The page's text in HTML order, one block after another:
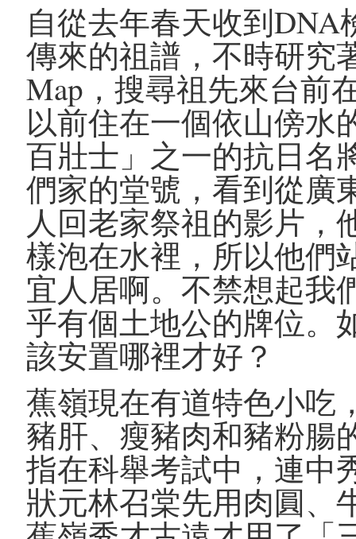
自從去年春天收到
傳來的祖譜，不時研究
Map，搜尋祖先來台前
以前住在一個依山傍水
百壯士」之一的抗日名
們家的堂號，看到從廣
人回老家祭祖的影片，
樣泡在水裡，所以他們
宜人居啊。不禁想起我
乎有個土地公的牌位。
該安置哪裡才好？
蕉嶺現在有道特色小吃
豬肝、瘦豬肉和豬粉腸
指在科舉考試中，連中
狀元林召棠先用肉圓、